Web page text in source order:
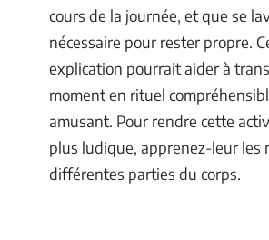
cours de la journée, et que se
nécessaire pour rester propre.
explication pourrait aider à
moment en rituel
amusant. Pour rendre cette
plus ludique, apprenez-leur les
différentes parties du corps.